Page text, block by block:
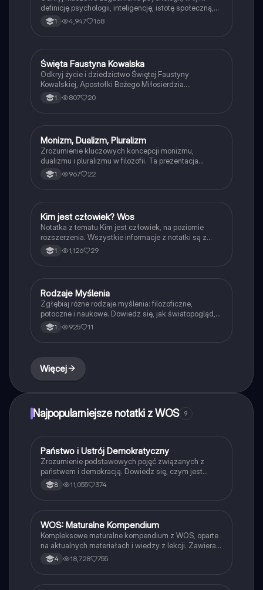
definicję psychologii, inteligencję, istotę społeczną,
postawy, emocje podstawowe, stres oraz różnice
między grupami formalnymi i nieformalnymi. Idealne
1 4,947 168
Religia
Święta Faustyna Kowalska
Odkryj życie i dziedzictwo Świętej Faustyny
Kowalskiej, Apostołki Bożego Miłosierdzia.
Prezentacja omawia jej beatyfikację, objawienia
Jezusa, oraz znaczenie 'Dzienniczka' w głoszeniu
1 807 20
Filozofia
Monizm, Dualizm, Pluralizm
Zrozumienie kluczowych koncepcji monizmu,
dualizmu i pluralizmu w filozofii. Ta prezentacja
omawia różne rodzaje rzeczywistości, w tym monizm
materialistyczny i spirytualistyczny, dualizm
fundamentalne pojęcia.
1 967 22
WOS
Kim jest człowiek? Wos
Notatka z tematu Kim jest człowiek, na poziomie
rozszerzenia. Wszystkie informacje z notatki są z
podręcznika ,,W centrum uwagi" do klasy 1
wydawnictwa Nowej ery
1 1,126 29
Filozofia
Rodzaje Myślenia
Zgłębiaj różne rodzaje myślenia: filozoficzne,
potoczne i naukowe. Dowiedz się, jak światopogląd,
ideologia i konformizm wpływają na nasze
postrzeganie rzeczywistości. Materiał zawiera
1 925 11
Więcej
Najpopularniejsze notatki z WOS 9
WOS
Państwo i Ustrój Demokratyczny
Zrozumienie podstawowych pojęć związanych z
państwem i demokracją. Dowiedz się, czym jest
państwo, jakie ma cechy, oraz jakie są różnice między
narodem a państwem. Poznaj funkcje państwa oraz
zajmujących się naukami politycznymi.
8 11,055 374
WOS
WOS: Maturalne Kompendium
Kompleksowe maturalne kompendium z WOS, oparte
na aktualnych materiałach i wiedzy z lekcji. Zawiera
kluczowe zagadnienia, takie jak polityka
międzynarodowa, systemy rządowe, prawa
4 18,728 755